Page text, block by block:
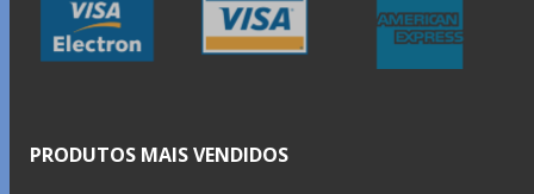
PRODUTOS MAIS VENDIDOS